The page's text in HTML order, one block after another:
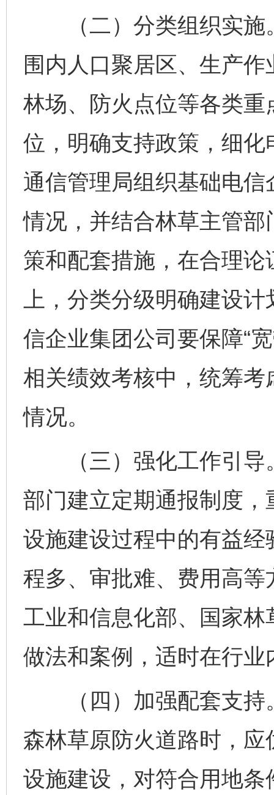
（二）分类组织实施
围内人口聚居区、生产
林场、防火点位等各类
位，明确支持政策，细
通信管理局组织基础电
情况，并结合林草主管
策和配套措施，在合理
上，分类分级明确建设
信企业集团公司要保障“
相关绩效考核中，统筹考
情况。
（三）强化工作引导
部门建立定期通报制度
设施建设过程中的有益
程多、审批难、费用高
工业和信息化部、国家
做法和案例，适时在行业
（四）加强配套支持
森林草原防火道路时，
设施建设，对符合用地